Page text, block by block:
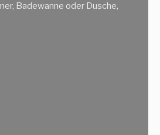
Badewanne oder Dusche,